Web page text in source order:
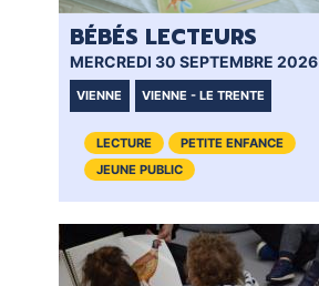
BÉBÉS LECTEURS
MERCREDI 30 SEPTEMBRE 2026
VIENNE VIENNE - LE TRENTE
LECTURE
PETITE ENFANCE
JEUNE PUBLIC